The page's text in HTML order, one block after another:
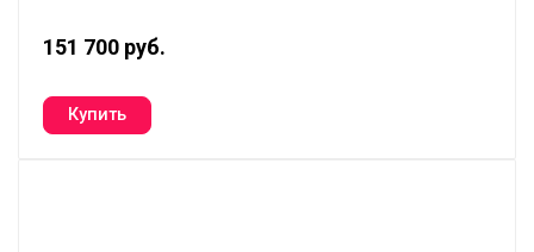
151 700 руб.